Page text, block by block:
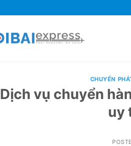
CHUYỂN
Dịch vụ chuyển
uy